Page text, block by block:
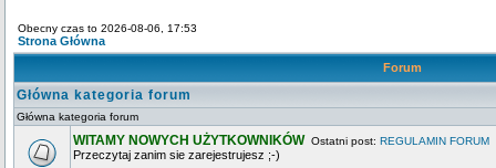
Obecny czas to 2026-08-06, 17:53
Strona Główna
Forum
Główna kategoria forum
Główna kategoria forum
WITAMY NOWYCH UŻYTKOWNIKÓW Ostatni post: REGULAMIN FORUM
Przeczytaj zanim sie zarejestrujesz ;-)